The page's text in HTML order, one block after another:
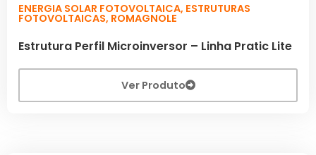
ENERGIA SOLAR FOTOVOLTAICA, ESTRUTURAS
FOTOVOLTAICAS, ROMAGNOLE
Estrutura Perfil Microinversor – Linha Pratic Lite
Ver Produto